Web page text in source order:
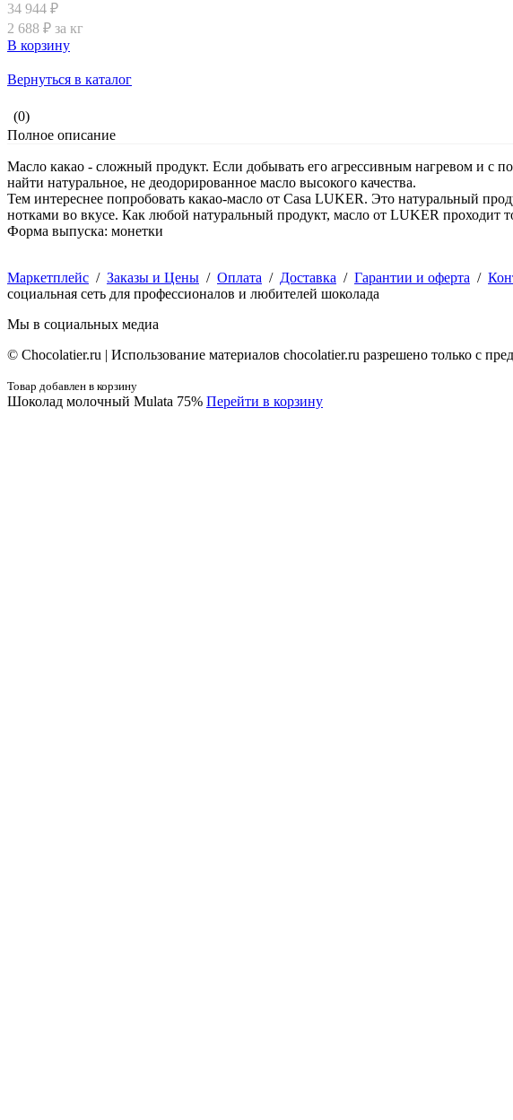
34 944 ₽
2 688 ₽ за кг
В корзину
Вернуться в каталог
(0)
Полное описание
Масло какао - сложный продукт. Если добывать его агрессивным нагревом и с
найти натуральное, не деодорированное масло высокого качества.
Тем интереснее попробовать какао-масло от Casa LUKER. Это натуральный
нотками во вкусе. Как любой натуральный продукт, масло от LUKER проходит
Форма выпуска: монетки
Маркетплейс / Заказы и Цены / Оплата / Доставка / Гарантии и оферта /
социальная сеть для профессионалов и любителей шоколада
Мы в социальных медиа
© Сhocolatier.ru | Использование материалов chocolatier.ru разрешено только с
Товар добавлен в корзину
Шоколад молочный Mulata 75% Перейти в корзину